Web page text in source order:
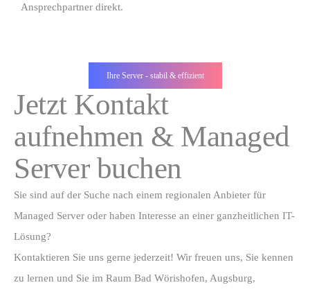
Ansprechpartner direkt.
Ihre Server - stabil & effizient
Jetzt Kontakt
aufnehmen & Managed
Server buchen
Sie sind auf der Suche nach einem regionalen Anbieter für
Managed Server oder haben Interesse an einer ganzheitlichen IT-
Lösung?
Kontaktieren Sie uns gerne jederzeit! Wir freuen uns, Sie kennen
zu lernen und Sie im Raum Bad Wörishofen, Augsburg,